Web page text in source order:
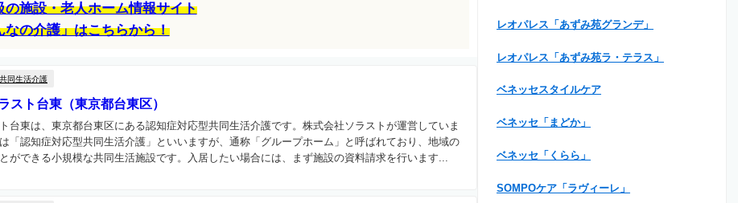
の施設・老人ホーム情報サイト
なの介護」はこちらから！
同生活介護
スト台東（東京都台東区）
台東は、東京都台東区にある認知症対応型共同生活介護です。株式会社ソラストが運営していま
「認知症対応型共同生活介護」といいますが、通称「グループホーム」と呼ばれており、地域の
ができる小規模な共同生活施設です。入居したい場合には、まず施設の資料請求を行います...
レオパレス「あずみ苑グランデ」
レオパレス「あずみ苑ラ・テラス」
ベネッセスタイルケア
ベネッセ「まどか」
ベネッセ「くらら」
SOMPOケア「ラヴィーレ」